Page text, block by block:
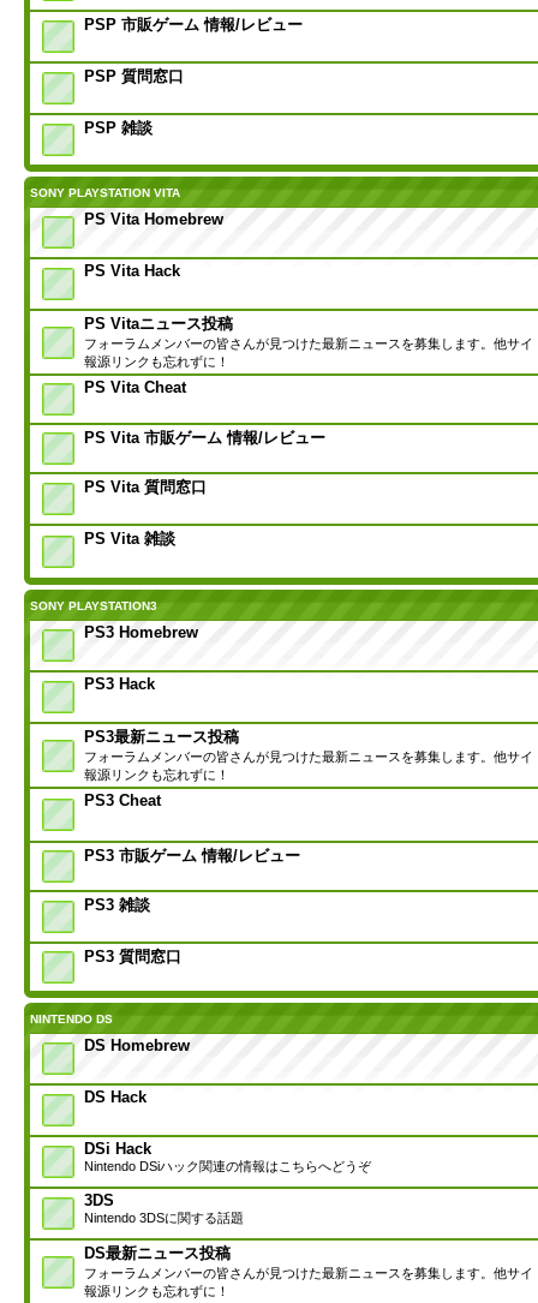
PSP 市販ゲーム 情報/レビュー
PSP 質問窓口
PSP 雑談
SONY PLAYSTATION VITA
PS Vita Homebrew
PS Vita Hack
PS Vitaニュース投稿
フォーラムメンバーの皆さんが見つけた最新ニュースを募集します。他サイ
報源リンクも忘れずに！
PS Vita Cheat
PS Vita 市販ゲーム 情報/レビュー
PS Vita 質問窓口
PS Vita 雑談
SONY PLAYSTATION3
PS3 Homebrew
PS3 Hack
PS3最新ニュース投稿
フォーラムメンバーの皆さんが見つけた最新ニュースを募集します。他サイ
報源リンクも忘れずに！
PS3 Cheat
PS3 市販ゲーム 情報/レビュー
PS3 雑談
PS3 質問窓口
NINTENDO DS
DS Homebrew
DS Hack
DSi Hack
Nintendo DSiハック関連の情報はこちらへどうぞ
3DS
Nintendo 3DSに関する話題
DS最新ニュース投稿
フォーラムメンバーの皆さんが見つけた最新ニュースを募集します。他サイ
報源リンクも忘れずに！